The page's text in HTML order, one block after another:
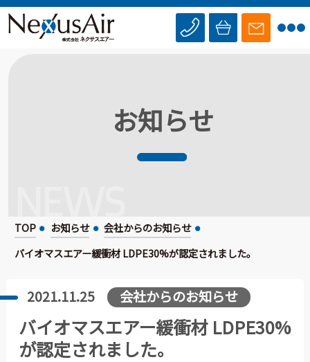
お知らせ
TOP お知らせ
会社からのお知らせ
バイオマスエアー緩衝材 LDPE30%が認定されました。
2021.11.25 会社からのお知らせ
バイオマスエアー緩衝材 LDPE30%
が認定されました。